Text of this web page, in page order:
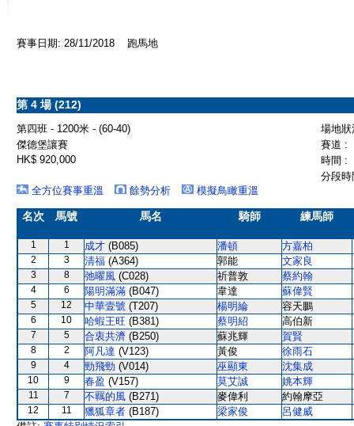
賽事日期: 28/11/2018 跑馬地
第 4 場 (212)
第四班 - 1200米 - (60-40)
場地
傑德堡讓賽
賽道 :
HK$ 920,000
時間 :
分段
全方位賽事重溫
餘勢分析 模擬鳥瞰重溫
名次 馬號 馬名 騎師 練馬師
1 1 成才 (B085) 潘頓 方嘉柏
2 3 清福 (A364) 郭能 文家良
3 8 弛曜風 (C028) 祈普敦 蔡約翰
4 6 陽明滿滿 (B047) 韋達 蘇偉賢
5 12 中華壹號 (T207) 楊明綸 容天鵬
6 10 哈蝦王旺 (B381) 蔡明紹 高伯新
7 5 合衷共濟 (B250) 蘇兆輝 賀賢
8 2 阿凡達 (V123) 黃俊 徐雨石
9 4 勁飛勁 (V014) 巫顯東 沈集成
10 9 春盈 (V157) 莫艾誠 姚本輝
11 7 不羈的風 (B271) 麥偉利 約翰摩亞
12 11 獵狐章者 (B187) 梁家俊
呂健威